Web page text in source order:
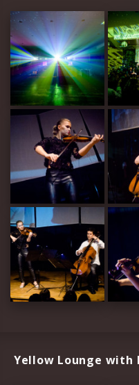
Yellow Lounge with